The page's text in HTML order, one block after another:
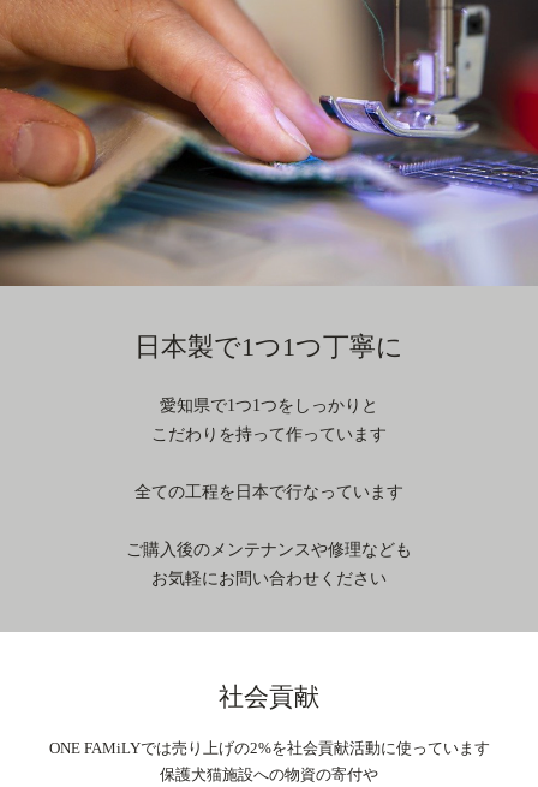
日本製で1つ1つ丁寧に
愛知県で1つ1つをしっかりと
こだわりを持って作っています
全ての工程を日本で行なっています
ご購入後のメンテナンスや修理なども
お気軽にお問い合わせください
社会貢献
ONE FAMiLYでは売り上げの2%を社会貢献活動に使っています
保護犬猫施設への物資の寄付や